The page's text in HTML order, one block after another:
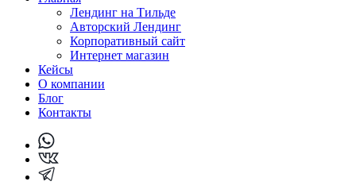
Лендинг на Тильде
Авторский Лендинг
Корпоративный сайт
Интернет магазин
Кейсы
О компании
Блог
Контакты